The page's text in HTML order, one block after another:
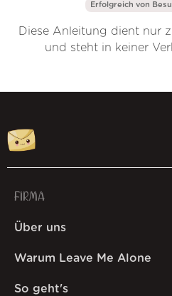
Erfolgreich von
Diese Anleitung dient nur
und steht in keiner
FIRMA
Über uns
Warum Leave Me Alone
So geht's